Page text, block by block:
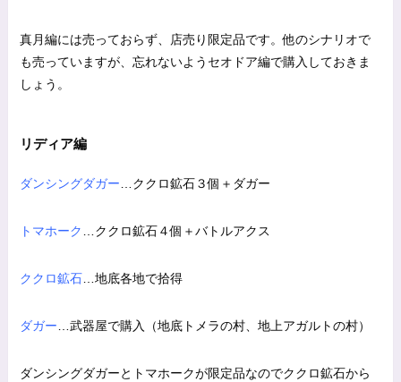
真月編には売っておらず、店売り限定品です。他のシナリオで
も売っていますが、忘れないようセオドア編で購入しておきま
しょう。
リディア編
ダンシングダガー …ククロ鉱石３個＋ダガー
トマホーク …ククロ鉱石４個＋バトルアクス
ククロ鉱石 …地底各地で拾得
ダガー …武器屋で購入（地底トメラの村、地上アガルトの村）
ダンシングダガーとトマホークが限定品なのでククロ鉱石から